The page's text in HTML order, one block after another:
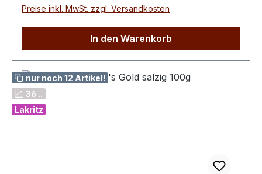
Preise inkl. MwSt. zzgl. Versandkosten
In den Warenkorb
nur noch 12 Artikel!
36 ..
Lakritz